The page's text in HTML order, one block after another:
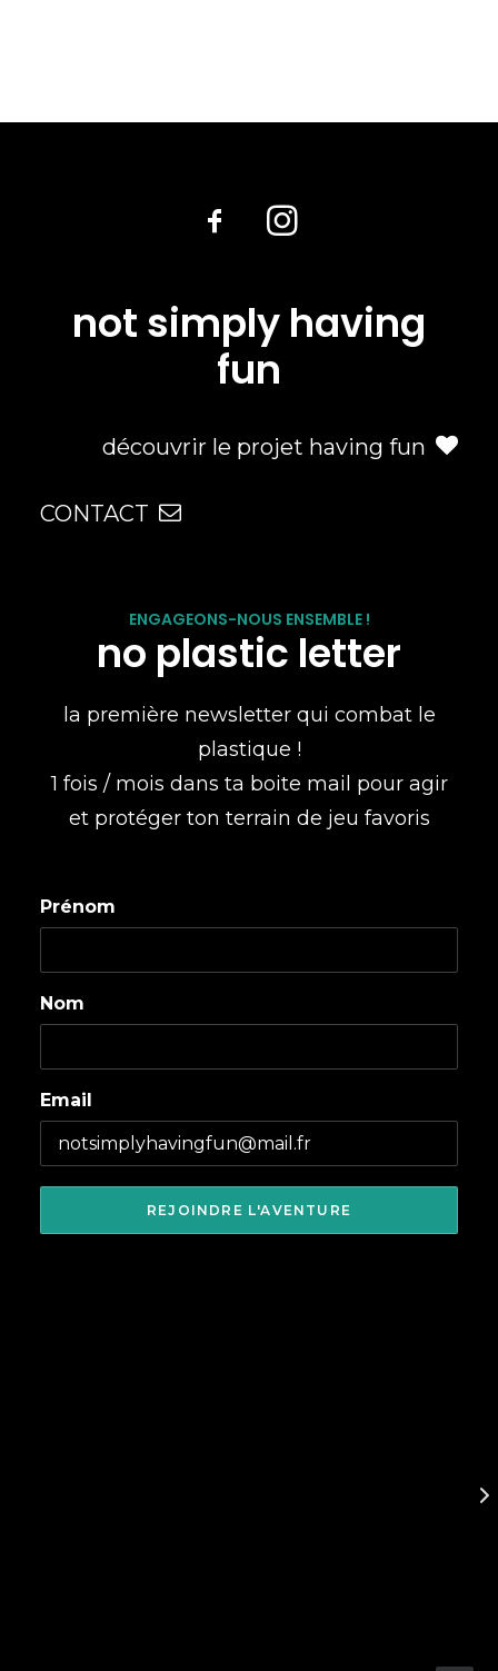
not simply having
fun
découvrir le projet having fun
CONTACT
ENGAGEONS-NOUS ENSEMBLE !
no plastic letter
la première newsletter qui combat le
plastique !
1 fois / mois dans ta boite mail pour agir
et protéger ton terrain de jeu favoris
Prénom
Nom
Email